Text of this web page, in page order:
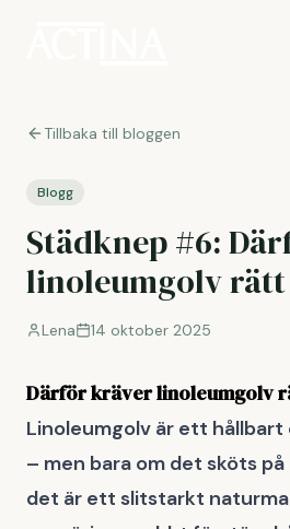
Tillbaka till bloggen
Blogg
Städknep #6:
linoleumgolv
Lena 14 oktober 2025
Därför kräver linoleumgolv
Linoleumgolv är ett hållbart
– men bara om det sköts
det är ett slitstarkt